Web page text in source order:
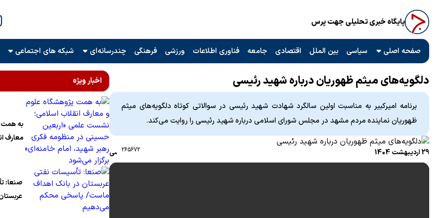
پایگاه خبری تحلیلی جهت پرس
صفحه اصلی سیاسی بین الملل اقتصادی جامعه فناوری اطلاعات ورزشی فرهنگی چندرسانه‌ای شبکه های اجتماعی
دلگویه‌های میثم ظهوریان درباره شهید رئیسی
برنامه امیرکبیر به مناسبت اولین سالگرد شهادت شهید رئیسی در سوالاتی کوتاه دلگویه‌های میثم
ظهوریان نماینده مردم مشهد در مجلس شورای اسلامی درباره شهید رئیسی را روایت می‌کند.
265672 29 اردیبهشت 1404 سیاسی
اخبار ویژه
به همت
معارف
رهبر
برگزار
صنعا: